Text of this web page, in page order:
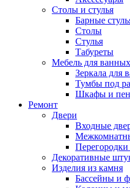
Столы и стулья
Барные
Столы
Стулья
Табуреты
Мебель для
Зеркала для
Тумбы под
Шкафы и
Ремонт
Двери
Входные
Декоративные
Изделия из камня
Бассейны и